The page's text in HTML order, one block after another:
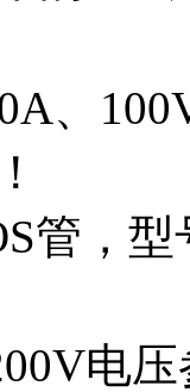
、
管，
电